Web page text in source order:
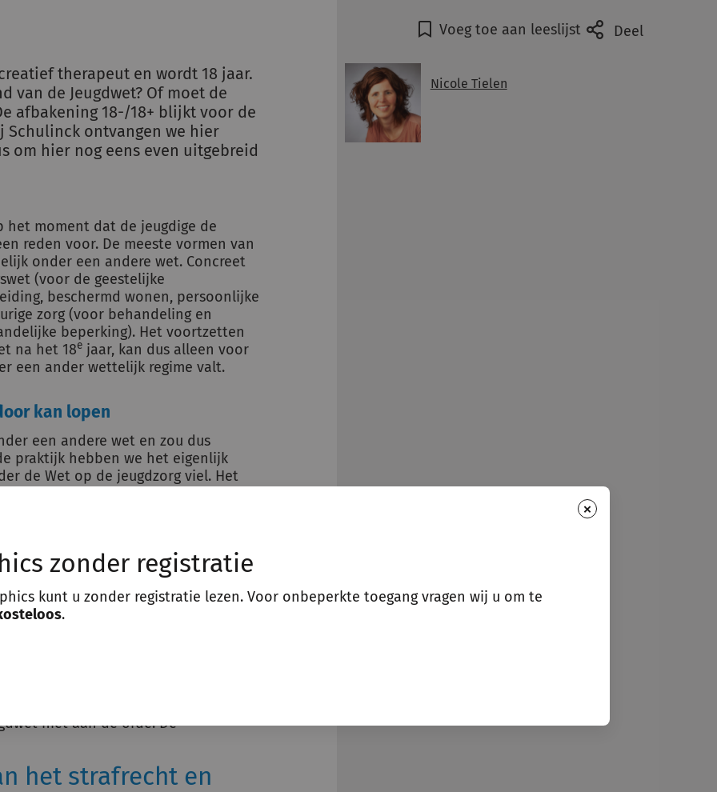
×
zonder registratie
kunt u zonder registratie lezen. Voor onbeperkte toegang vragen wij u om te
.
therapeut en wordt 18 jaar.
van de Jeugdwet? Of moet de
afbakening 18-/18+ blijkt voor de
Schulinck ontvangen we hier
om hier nog eens even uitgebreid
het moment dat de jeugdige de
reden voor. De meeste vormen van
onder een andere wet. Concreet
(voor de geestelijke
beschermd wonen, persoonlijke
zorg (voor behandeling en
beperking). Het voortzetten
na het 18e jaar, kan dus alleen voor
een ander wettelijk regime valt.
kan lopen
een andere wet en zou dus
praktijk hebben we het eigenlijk
de Wet op de jeugdzorg viel. Het
systeemtherapie,
speltherapie, maar ook pleegzorg.
tot maximaal het
3 situaties:
18e jaar en voortzetting van deze
dat jeugdhulp noodzakelijk is
voor het bereiken van de
van een half jaar vastgesteld dat
situaties, dan is voortzetting
niet aan de orde. De
het strafrecht en
Voeg toe aan leeslijst Deel
Nicole Tielen